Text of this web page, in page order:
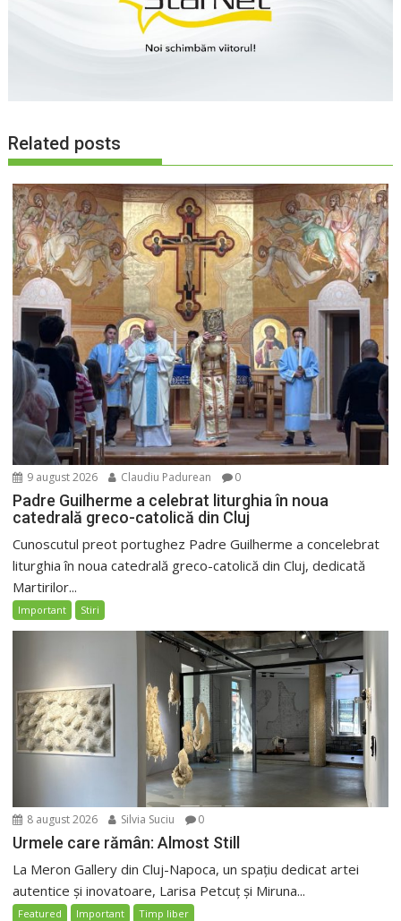
Related posts
9 august 2026 Claudiu Padurean 0
Padre Guilherme a celebrat liturghia în noua
catedrală greco-catolică din Cluj
Cunoscutul preot portughez Padre Guilherme a concelebrat
liturghia în noua catedrală greco-catolică din Cluj, dedicată
Martirilor...
Important Stiri
8 august 2026 Silvia Suciu 0
Urmele care rămân: Almost Still
La Meron Gallery din Cluj-Napoca, un spațiu dedicat artei
autentice și inovatoare, Larisa Petcuț și Miruna...
Featured Important Timp liber